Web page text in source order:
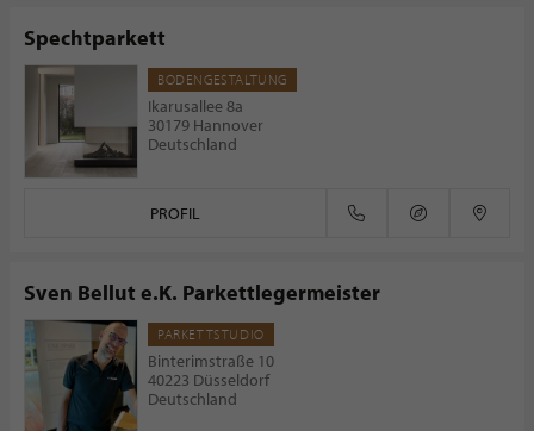
Spechtparkett
BODENGESTALTUNG
Ikarusallee 8a
30179 Hannover
Deutschland
PROFIL
Sven Bellut e.K. Parkettlegermeister
PARKETTSTUDIO
Binterimstraße 10
40223 Düsseldorf
Deutschland